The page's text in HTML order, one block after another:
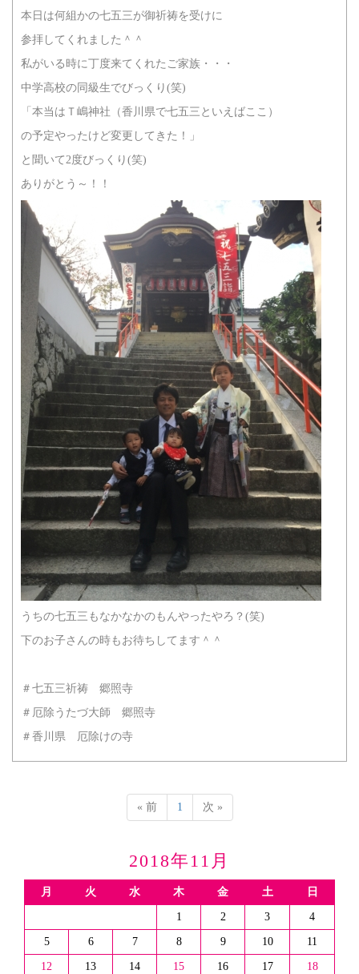
本日は何組かの七五三が御祈祷を受けに
参拝してくれました＾＾
私がいる時に丁度来てくれたご家族・・・
中学高校の同級生でびっくり(笑)
「本当はＴ嶋神社（香川県で七五三といえばここ）
の予定やったけど変更してきた！」
と聞いて2度びっくり(笑)
ありがとう～！！
うちの七五三もなかなかのもんやったやろ？(笑)
下のお子さんの時もお待ちしてます＾＾
＃七五三祈祷 郷照寺
＃厄除うたづ大師 郷照寺
＃香川県 厄除けの寺
« 前 1 次 »
2018年11月
月 火 水 木 金 土 日
1 2 3 4
5 6 7 8 9 10 11
12 13 14 15 16 17 18